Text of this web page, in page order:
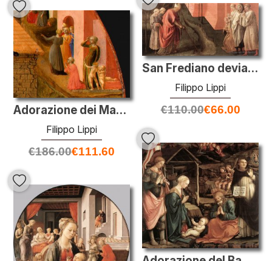
San Frediano devia il fiume Serchio
Filippo Lippi
€110.00€66.00
Adorazione dei Magi (particolare)
Filippo Lippi
€186.00€111.60